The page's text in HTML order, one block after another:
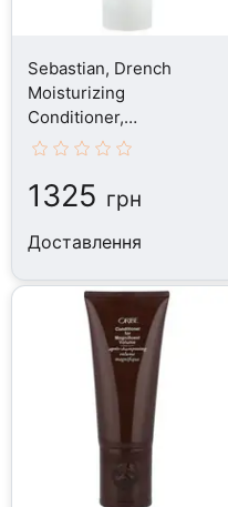
Sebastian, Drench
Moisturizing
Conditioner,
Кондиціонер, 250 мл
1325 грн
Доставлення